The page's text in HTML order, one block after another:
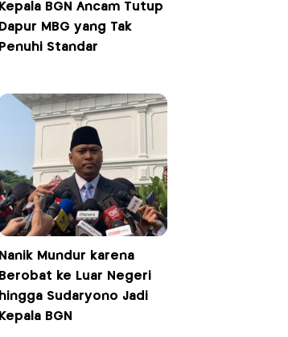
Kepala BGN Ancam Tutup
Dapur MBG yang Tak
Penuhi Standar
Nanik Mundur karena
Berobat ke Luar Negeri
hingga Sudaryono Jadi
Kepala BGN